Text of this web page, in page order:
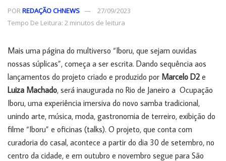
PORREDAÇÃO CHNEWS
27/09/2023
Tempo De Leitura: 2 minutos de leitura
Mais uma página do multiverso “Iboru, que sejam ouvidas
nossas súplicas”, começa a ser escrita. Dando sequência aos
lançamentos do projeto criado e produzido por Marcelo D2 e
Luiza Machado, será inaugurada no Rio de Janeiro a Ocupação
Iboru, uma experiência imersiva do novo samba tradicional,
unindo arte, música, moda, gastronomia de terreiro, exibição do
filme “Iboru” e oficinas (talks). O projeto, que conta com
curadoria do casal, acontece a partir do dia 30 de setembro, no
centro da cidade, e em outubro e novembro segue para São